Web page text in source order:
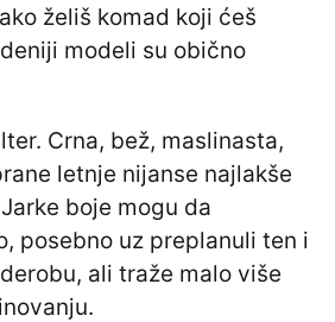
želiš komad koji ćeš
modeli su obično
Crna, bež, maslinasta,
letnje nijanse najlakše
boje mogu da
posebno uz preplanuli ten i
ali traže malo više